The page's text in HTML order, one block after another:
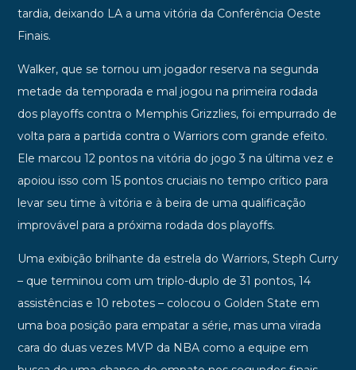
tardia, deixando LA a uma vitória da Conferência Oeste
Finais.
Walker, que se tornou um jogador reserva na segunda
metade da temporada e mal jogou na primeira rodada
dos playoffs contra o Memphis Grizzlies, foi empurrado de
volta para a partida contra o Warriors com grande efeito.
Ele marcou 12 pontos na vitória do jogo 3 na última vez e
apoiou isso com 15 pontos cruciais no tempo crítico para
levar seu time à vitória e à beira de uma qualificação
improvável para a próxima rodada dos playoffs.
Uma exibição brilhante da estrela do Warriors, Steph Curry
– que terminou com um triplo-duplo de 31 pontos, 14
assistências e 10 rebotes – colocou o Golden State em
uma boa posição para empatar a série, mas uma virada
cara do duas vezes MVP da NBA como a equipe em